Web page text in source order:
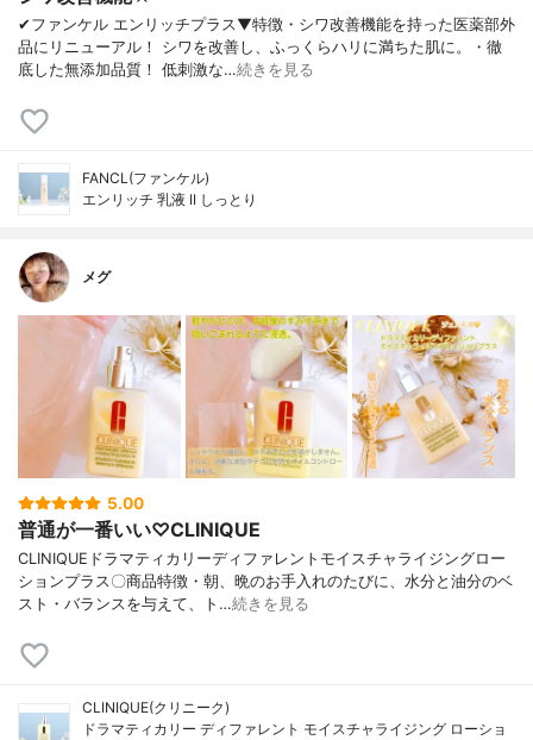
✔︎ファンケル エンリッチプラス▼特徴・シワ改善機能を持った医薬部外
品にリニューアル！ シワを改善し、ふっくらハリに満ちた肌に。・徹
底した無添加品質！ 低刺激な…続きを見る
FANCL(ファンケル)
エンリッチ 乳液 II しっとり
メグ
5.00
普通が一番いい♡CLINIQUE
CLINIQUEドラマティカリーディファレントモイスチャライジングロー
ションプラス〇商品特徴・朝、晩のお手入れのたびに、水分と油分のベ
スト・バランスを与えて、ト…続きを見る
CLINIQUE(クリニーク)
ドラマティカリー ディファレント モイスチャライジング ローショ